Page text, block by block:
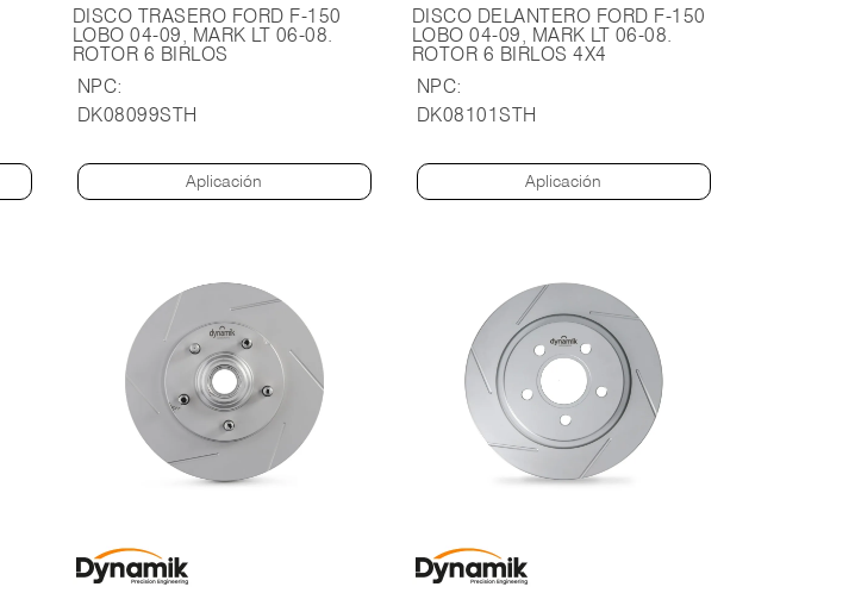
DISCO TRASERO FORD F-150
LOBO 04-09, MARK LT 06-08.
ROTOR 6 BIRLOS
NPC:
DK08099STH
Aplicación
DISCO DELANTERO FORD F-150
LOBO 04-09, MARK LT 06-08.
ROTOR 6 BIRLOS 4X4
NPC:
DK08101STH
Aplicación